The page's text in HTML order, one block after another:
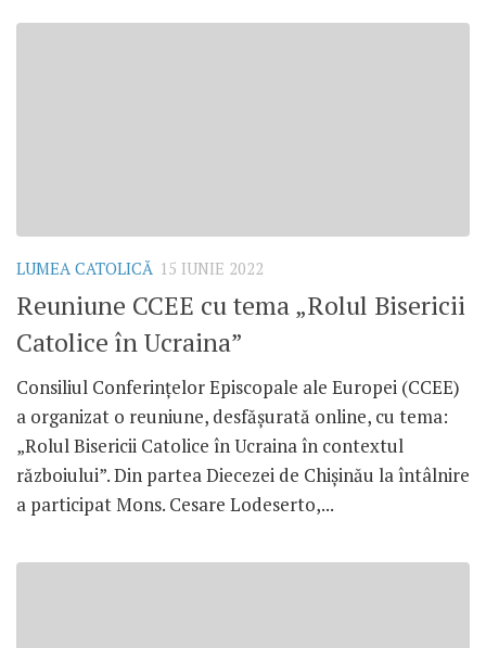
LUMEA CATOLICĂ 15 IUNIE 2022
Reuniune CCEE cu tema „Rolul Bisericii
Catolice în Ucraina”
Consiliul Conferințelor Episcopale ale Europei (CCEE)
a organizat o reuniune, desfășurată online, cu tema:
„Rolul Bisericii Catolice în Ucraina în contextul
războiului”. Din partea Diecezei de Chișinău la întâlnire
a participat Mons. Cesare Lodeserto,...